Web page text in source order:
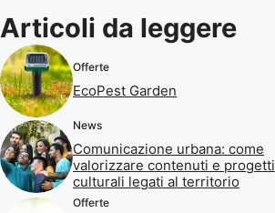
Articoli da leggere
Offerte
EcoPest Garden
News
Comunicazione urbana: come
valorizzare contenuti e progetti
culturali legati al territorio
Offerte